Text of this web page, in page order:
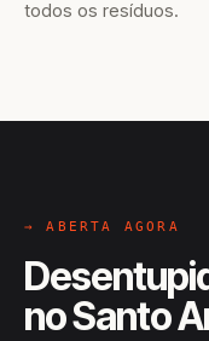
todos os resíduos.
→ ABERTA AGORA
no Santo